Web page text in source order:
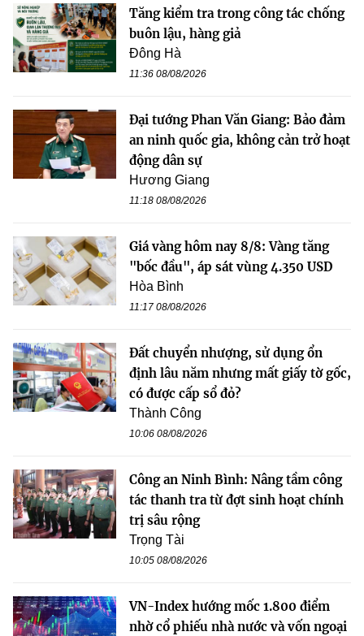
Tăng kiểm tra trong công tác chống
buôn lậu, hàng giả
Đông Hà
11:36 08/08/2026
Đại tướng Phan Văn Giang: Bảo đảm
an ninh quốc gia, không cản trở hoạt
động dân sự
Hương Giang
11:18 08/08/2026
Giá vàng hôm nay 8/8: Vàng tăng
"bốc đầu", áp sát vùng 4.350 USD
Hòa Bình
11:17 08/08/2026
Đất chuyển nhượng, sử dụng ổn
định lâu năm nhưng mất giấy tờ gốc,
có được cấp sổ đỏ?
Thành Công
10:06 08/08/2026
Công an Ninh Bình: Nâng tầm công
tác thanh tra từ đợt sinh hoạt chính
trị sâu rộng
Trọng Tài
10:05 08/08/2026
VN-Index hướng mốc 1.800 điểm
nhờ cổ phiếu nhà nước và vốn ngoại